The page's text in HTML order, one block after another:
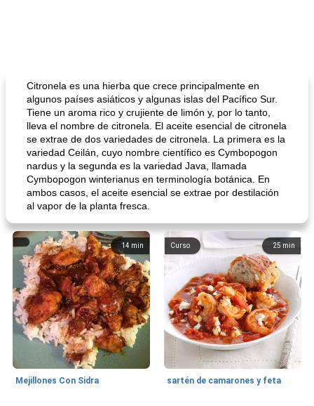
Citronela es una hierba que crece principalmente en
algunos países asiáticos y algunas islas del Pacífico Sur.
Tiene un aroma rico y crujiente de limón y, por lo tanto,
lleva el nombre de citronela. El aceite esencial de citronela
se extrae de dos variedades de citronela. La primera es la
variedad Ceilán, cuyo nombre científico es Cymbopogon
nardus y la segunda es la variedad Java, llamada
Cymbopogon winterianus en terminología botánica. En
ambos casos, el aceite esencial se extrae por destilación
al vapor de la planta fresca.
14 min
Mejillones Con Sidra
25 min
Curso
sartén de camarones y feta